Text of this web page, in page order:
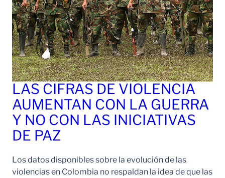
LAS CIFRAS DE VIOLENCIA
AUMENTAN CON LA GUERRA
Y NO CON LAS INICIATIVAS
DE PAZ
Los datos disponibles sobre la evolución de las
violencias en Colombia no respaldan la idea de que las